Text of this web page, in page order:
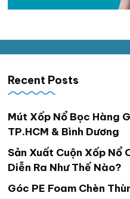
Recent Posts
Mút Xốp Nổ Bọc Hàng
TP.HCM & Bình Dương
Sản Xuất Cuộn Xốp Nổ
Diễn Ra Như Thế Nào?
Góc PE Foam Chèn